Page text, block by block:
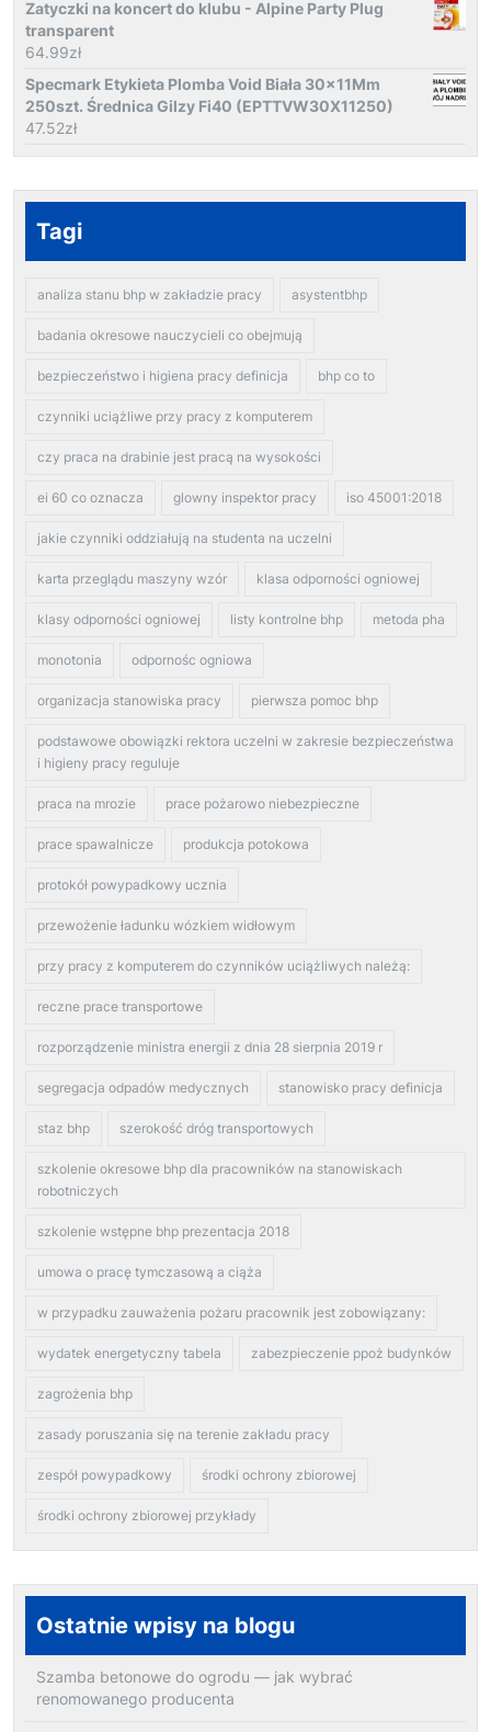
Zatyczki na koncert do klubu - Alpine Party Plug
transparent
64.99zł
Specmark Etykieta Plomba Void Biała 30x11Mm
250szt. Średnica Gilzy Fi40 (EPTTVW30X11250)
47.52zł
Tagi
analiza stanu bhp w zakładzie pracy asystentbhp
badania okresowe nauczycieli co obejmują
bezpieczeństwo i higiena pracy definicja bhp co to
czynniki uciążliwe przy pracy z komputerem
czy praca na drabinie jest pracą na wysokości
ei 60 co oznacza glowny inspektor pracy iso 45001:2018
jakie czynniki oddziałują na studenta na uczelni
karta przeglądu maszyny wzór klasa odporności ogniowej
klasy odporności ogniowej listy kontrolne bhp metoda pha
monotonia odpornośc ogniowa
organizacja stanowiska pracy pierwsza pomoc bhp
podstawowe obowiązki rektora uczelni w zakresie bezpieczeństwa
i higieny pracy reguluje
praca na mrozie prace pożarowo niebezpieczne
prace spawalnicze produkcja potokowa
protokół powypadkowy ucznia
przewożenie ładunku wózkiem widłowym
przy pracy z komputerem do czynników uciążliwych należą:
reczne prace transportowe
rozporządzenie ministra energii z dnia 28 sierpnia 2019 r
segregacja odpadów medycznych stanowisko pracy definicja
staz bhp szerokość dróg transportowych
szkolenie okresowe bhp dla pracowników na stanowiskach
robotniczych
szkolenie wstępne bhp prezentacja 2018
umowa o pracę tymczasową a ciąża
w przypadku zauważenia pożaru pracownik jest zobowiązany:
wydatek energetyczny tabela zabezpieczenie ppoż budynków
zagrożenia bhp
zasady poruszania się na terenie zakładu pracy
zespół powypadkowy środki ochrony zbiorowej
środki ochrony zbiorowej przykłady
Ostatnie wpisy na blogu
Szamba betonowe do ogrodu — jak wybrać
renomowanego producenta